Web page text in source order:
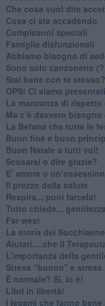
​Che cosa vuol dire
​Cosa ci sta accadendo
​Compleanni speciali
​Famiglie disfunzionali
​Abbiamo bisogno di
Sono solo canzonette
​Stai bene con te stesso?
​OPS! Ci siamo
​La mancanza di
​Ma c’è davvero
​La Befana che tutte le
Buon fine e buon
​Buon Natale a tutti voi!
​Scusarsi o dire grazie?
​E’ amore o
​Il prezzo della salute
​Respira... puoi farcela!
​Tutto chiede...
​Far west
​La storia dei
​Aiutati….che il
​L’importanza della
​Stress “buono” e stress
​È normale? Sì, lo è!
​Libri in libertà!
​I legami che fanno bene